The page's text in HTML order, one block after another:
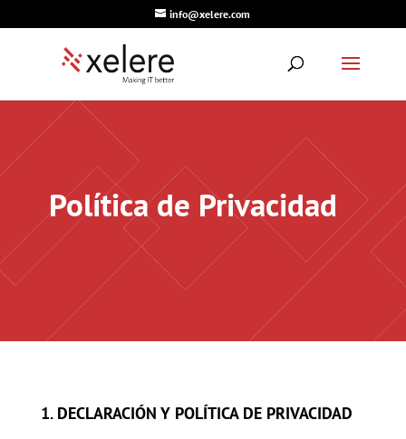
info@xelere.com
Política de Privacidad
1. DECLARACIÓN Y POLÍTICA DE PRIVACIDAD